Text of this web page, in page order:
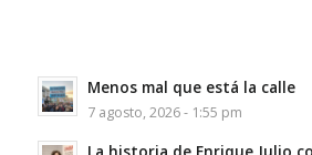
Menos mal que está la calle
7 agosto, 2026 - 1:55 pm